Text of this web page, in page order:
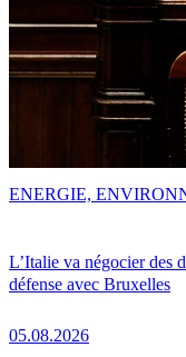
L’Italie va négocier des
défense avec Bruxelles
05.08.2026
ENERGIE,